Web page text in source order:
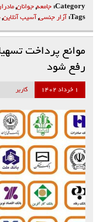
Category: جامعه,جوانان,
Tags: آزار جنسی,آسیب آنلاین,
موانع پرداخت
رفع شود
۱ خرداد ۱۴۰۲ کاربر